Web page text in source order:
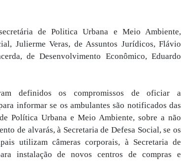
de Politica Urbana e Meio Ambiente,
Julierme Veras, de Assuntos Jurídicos, Flávio
de Desenvolvimento Econômico, Eduardo
definidos os compromissos de oficiar a
informar se os ambulantes são notificados das
Política Urbana e Meio Ambiente, sobre a não
de alvarás, à Secretaria de Defesa Social, se os
utilizam câmeras corporais, à Secretaria de
instalação de novos centros de compras e